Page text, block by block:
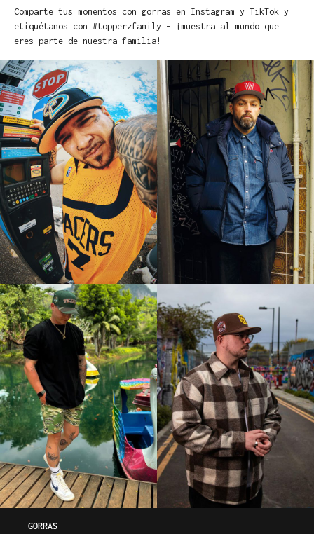
Comparte tus momentos con gorras en Instagram y TikTok y
etiquétanos con #topperzfamily – ¡muestra al mundo que
eres parte de nuestra familia!
GORRAS